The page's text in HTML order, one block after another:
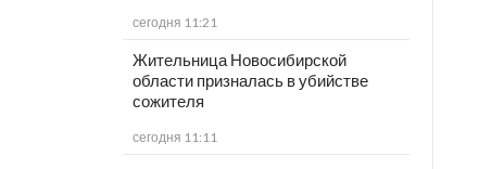
сегодня 11:21
Жительница Новосибирской
области призналась в убийстве
сожителя
сегодня 11:11